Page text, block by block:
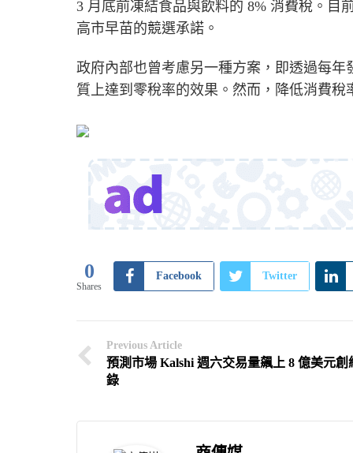
3 月底前凍結食品與飲料的 8% 消費稅。目
高市早苗的競選承諾。
政府內部也曾考慮另一種方案，即透過每年
質上達到零稅率的效果。然而，降低消費
0
Shares
Facebook Twitter
Previous Article
預測市場 Kalshi 週六交易量飆上 8 億美元創
錄